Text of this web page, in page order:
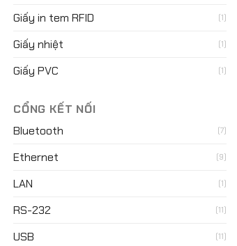
Giấy in tem RFID (1)
Giấy nhiệt (1)
Giấy PVC (1)
CỔNG KẾT NỐI
Bluetooth
(7)
Ethernet (9)
LAN (1)
RS-232 (11)
USB (11)